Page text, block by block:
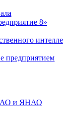
8»
предприятием
и ЯНАО